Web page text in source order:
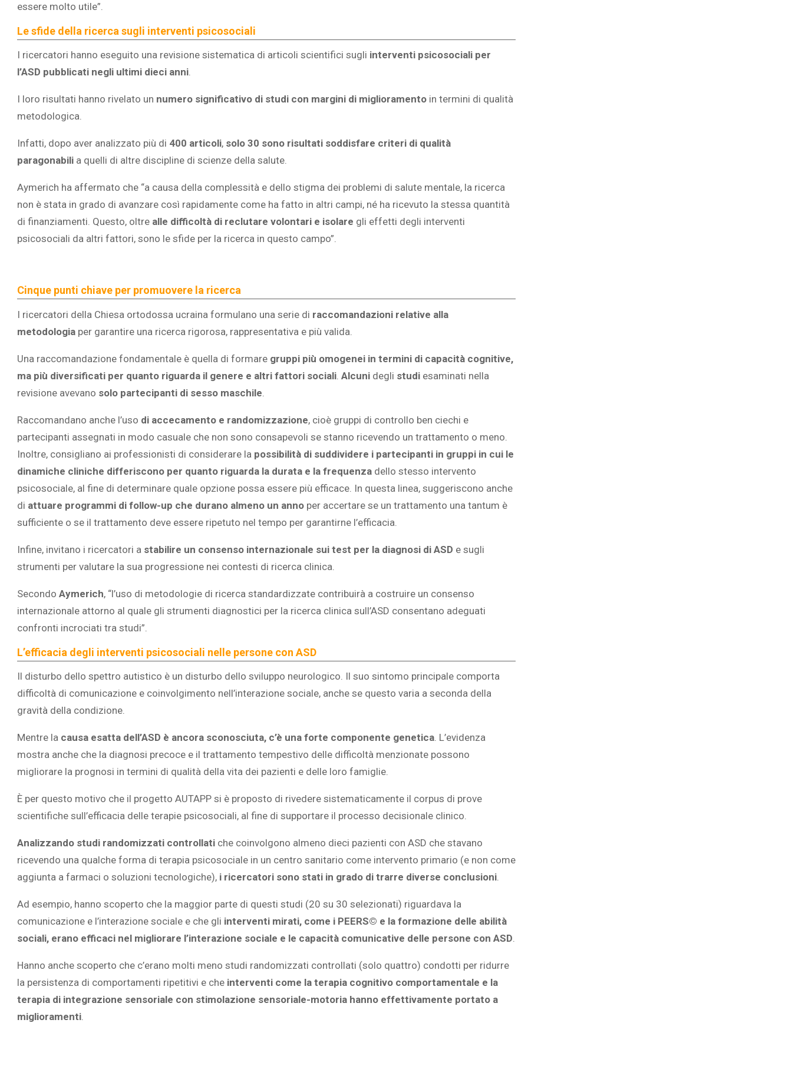
essere molto utile”.
Le sfide della ricerca sugli interventi psicosociali
I ricercatori hanno eseguito una revisione sistematica di articoli scientifici sugli interventi psicosociali per
l’ASD pubblicati negli ultimi dieci anni.
I loro risultati hanno rivelato un numero significativo di studi con margini di miglioramento in termini di qualità
metodologica.
Infatti, dopo aver analizzato più di 400 articoli, solo 30 sono risultati soddisfare criteri di qualità
paragonabili a quelli di altre discipline di scienze della salute.
Aymerich ha affermato che “a causa della complessità e dello stigma dei problemi di salute mentale, la ricerca
non è stata in grado di avanzare così rapidamente come ha fatto in altri campi, né ha ricevuto la stessa quantità
di finanziamenti. Questo, oltre alle difficoltà di reclutare volontari e isolare gli effetti degli interventi
psicosociali da altri fattori, sono le sfide per la ricerca in questo campo”.
Cinque punti chiave per promuovere la ricerca
I ricercatori della Chiesa ortodossa ucraina formulano una serie di raccomandazioni relative alla
metodologia per garantire una ricerca rigorosa, rappresentativa e più valida.
Una raccomandazione fondamentale è quella di formare gruppi più omogenei in termini di capacità cognitive,
ma più diversificati per quanto riguarda il genere e altri fattori sociali Alcuni degli studi esaminati nella
revisione avevano solo partecipanti di sesso maschile
Raccomandano anche l’uso di accecamento e randomizzazione, cioè gruppi di controllo ben ciechi e
partecipanti assegnati in modo casuale che non sono consapevoli se stanno ricevendo un trattamento o meno.
Inoltre, consigliano ai professionisti di considerare la possibilità di suddividere i partecipanti in gruppi in cui le
dinamiche cliniche differiscono per quanto riguarda la durata e la frequenza dello stesso intervento
psicosociale, al fine di determinare quale opzione possa essere più efficace. In questa linea, suggeriscono anche
di attuare programmi di follow-up che durano almeno un anno per accertare se un trattamento una tantum è
sufficiente o se il trattamento deve essere ripetuto nel tempo per garantirne l’efficacia.
Infine, invitano i ricercatori a stabilire un consenso internazionale sui test per la diagnosi di ASD e sugli
strumenti per valutare la sua progressione nei contesti di ricerca clinica.
Secondo Aymerich, “l’uso di metodologie di ricerca standardizzate contribuirà a costruire un consenso
internazionale attorno al quale gli strumenti diagnostici per la ricerca clinica sull’ASD consentano adeguati
confronti incrociati tra studi”.
L’efficacia degli interventi psicosociali nelle persone con ASD
Il disturbo dello spettro autistico è un disturbo dello sviluppo neurologico. Il suo sintomo principale comporta
difficoltà di comunicazione e coinvolgimento nell’interazione sociale, anche se questo varia a seconda della
gravità della condizione.
Mentre la causa esatta dell’ASD è ancora sconosciuta, c’è una forte componente genetica. L’evidenza
mostra anche che la diagnosi precoce e il trattamento tempestivo delle difficoltà menzionate possono
migliorare la prognosi in termini di qualità della vita dei pazienti e delle loro famiglie.
È per questo motivo che il progetto AUTAPP si è proposto di rivedere sistematicamente il corpus di prove
scientifiche sull’efficacia delle terapie psicosociali, al fine di supportare il processo decisionale clinico.
Analizzando studi randomizzati controllati che coinvolgono almeno dieci pazienti con ASD che stavano
ricevendo una qualche forma di terapia psicosociale in un centro sanitario come intervento primario (e non come
aggiunta a farmaci o soluzioni tecnologiche), i ricercatori sono stati in grado di trarre diverse conclusioni.
Ad esempio, hanno scoperto che la maggior parte di questi studi (20 su 30 selezionati) riguardava la
comunicazione e l’interazione sociale e che gli interventi mirati, come i PEERS© e la formazione delle abilità
sociali, erano efficaci nel migliorare l’interazione sociale e le capacità comunicative delle persone con ASD.
Hanno anche scoperto che c’erano molti meno studi randomizzati controllati (solo quattro) condotti per ridurre
la persistenza di comportamenti ripetitivi e che interventi come la terapia cognitivo comportamentale e la
terapia di integrazione sensoriale con stimolazione sensoriale-motoria hanno effettivamente portato a
miglioramenti.